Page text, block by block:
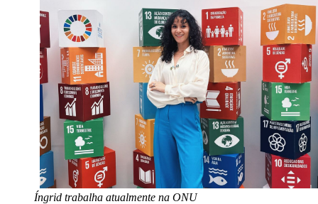
Íngrid trabalha atualmente na ONU